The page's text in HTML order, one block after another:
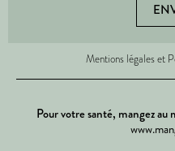
Mentions légales et
Pour votre santé, mangez